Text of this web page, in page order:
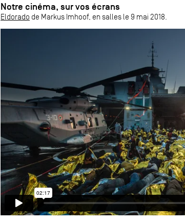
Notre cinéma, sur vos écrans
Eldorado de Markus Imhoof, en salles le 9 mai 2018.